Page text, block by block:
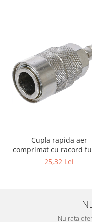
Cupla rapida aer
comprimat cu racord
8 mm (5/16") | SUA /
25,32 Lei
Nu rata